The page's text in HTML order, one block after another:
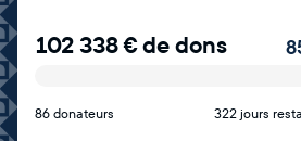
102 338€de dons
86 donateurs 322 jours